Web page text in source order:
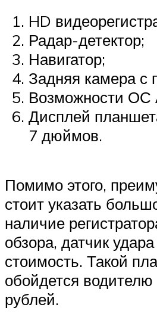
HD
Радар-детектор;
Навигатор;
Задняя камера с
Возможности ОС
Дисплей
7 дюймов.
Помимо этого,
стоит указать
наличие
обзора, датчик
стоимость. Такой
обойдется
рублей.